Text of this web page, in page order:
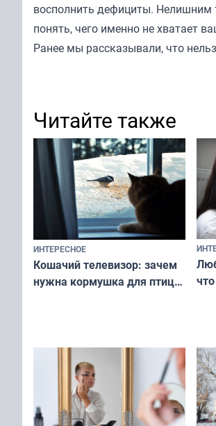
восполнить дефициты. Нелишним
понять, чего именно не хватает
Ранее мы рассказывали, что
Читайте также
ИНТЕРЕСНОЕ
Кошачий телевизор: зачем
нужна кормушка для птиц